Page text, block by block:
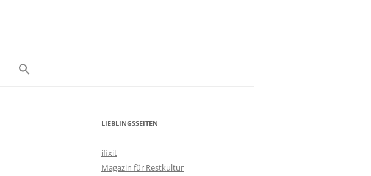
LIEBLINGSSEITEN
ifixit
Magazin für Restkultur